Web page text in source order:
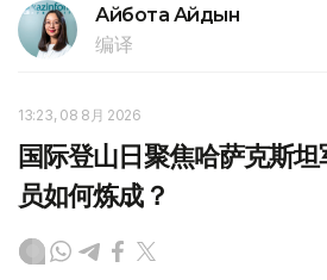
Айбота Айдын
编译
13:23, 08 8月 2026
国际登山日聚焦哈萨克斯
员如何炼成？